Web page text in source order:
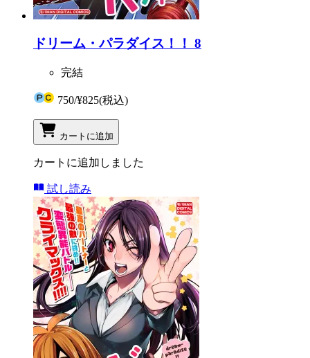
ドリーム・パラダイス！！ 8
完結
750/¥825(税込)
カートに追加
カートに追加しました
試し読み